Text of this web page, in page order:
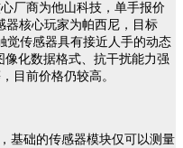
厂商为他山科技，单手报价
器核心玩家为帕西尼，目标
觉传感器具有接近人手的动态
化数据格式、抗干扰能力强
目前价格仍较高。
基础的传感器模块仅可以测量